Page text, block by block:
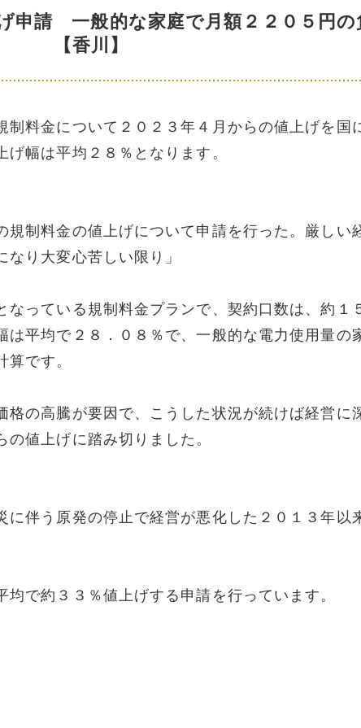
申請 一般的な家庭で月額２２０５円の
【香川】
制料金について２０２３年４月からの値上げを国
幅は平均２８％となります。
規制料金の値上げについて申請を行った。厳しい
り大変心苦しい限り」
っている規制料金プランで、契約口数は、約１
平均で２８．０８％で、一般的な電力使用量の
です。
格の高騰が要因で、こうした状況が続けば経営に
値上げに踏み切りました。
伴う原発の停止で経営が悪化した２０１３年以
で約３３％値上げする申請を行っています。